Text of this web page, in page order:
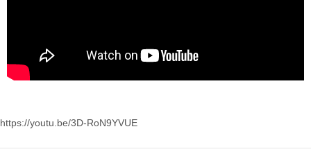
https://youtu.be/3D-RoN9YVUE